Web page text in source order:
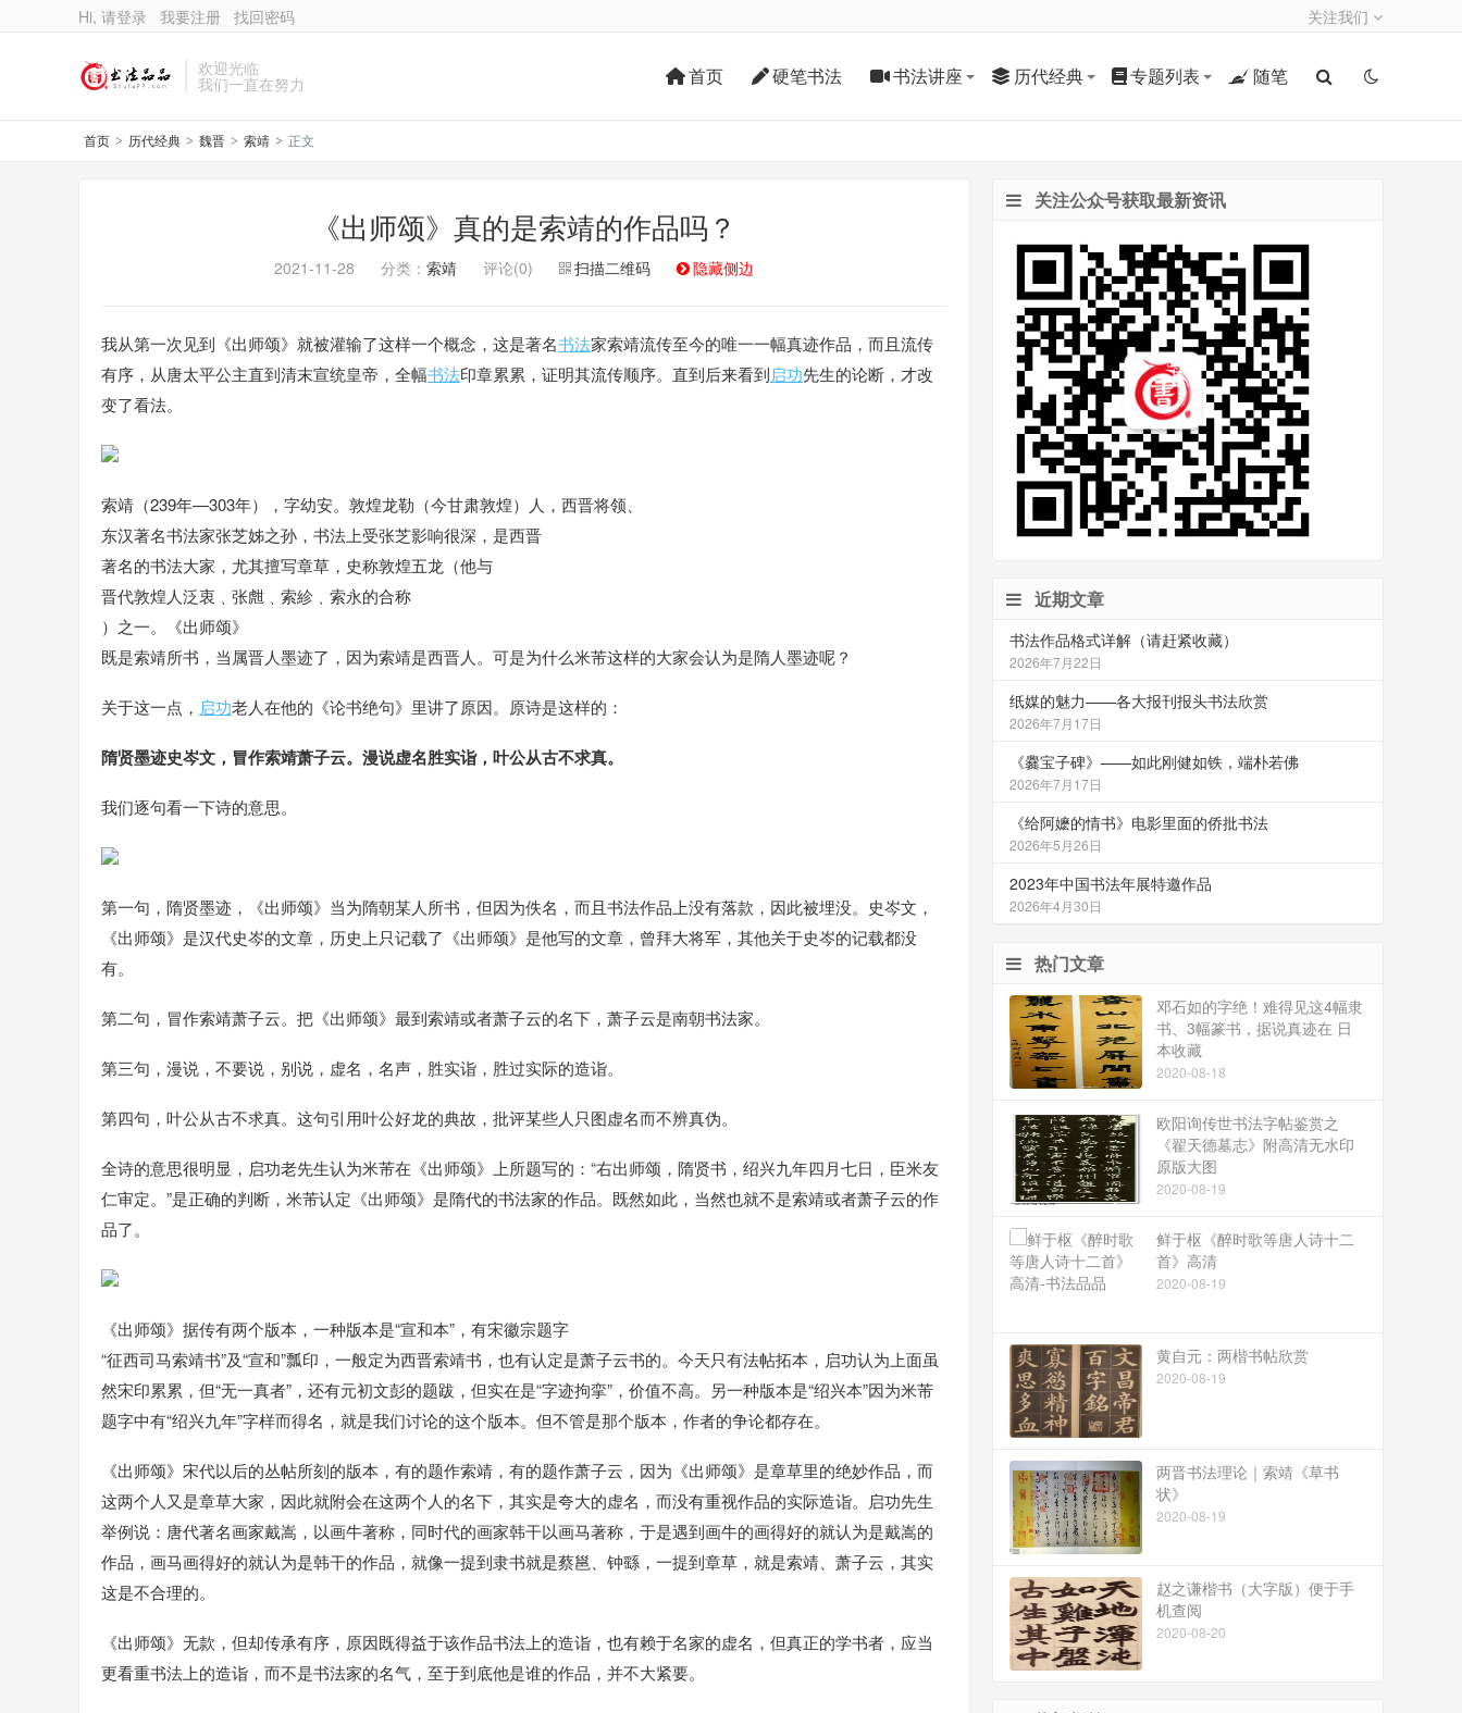
关注我们
Hi, 请登录 我要注册 找回密码
欢迎光临
我们一直在努力 首页 硬笔书法 书法讲座 历代经典 专题列表 随笔
首页 > 历代经典 > 魏晋 > 索靖 > 正文
《出师颂》真的是索靖的作品吗？
2021-11-28 分类： 索靖 评论(0) 扫描二维码 隐藏侧边
我从第一次见到《出师颂》就被灌输了这样一个概念，这是著名书法家索靖流传至今的唯一一幅真迹作品，而且流传
有序，从唐太平公主直到清末宣统皇帝，全幅书法印章累累，证明其流传顺序。直到后来看到启功先生的论断，才改
变了看法。
索靖（239年—303年），字幼安。敦煌龙勒（今甘肃敦煌）人，西晋将领、
东汉著名书法家张芝姊之孙，书法上受张芝影响很深，是西晋
著名的书法大家，尤其擅写章草，史称敦煌五龙（他与
晋代敦煌人泛衷﹑张甝﹑索紾﹑索永的合称
）之一。《出师颂》
既是索靖所书，当属晋人墨迹了，因为索靖是西晋人。可是为什么米芾这样的大家会认为是隋人墨迹呢？
关于这一点， 启功老人在他的《论书绝句》里讲了原因。原诗是这样的：
隋贤墨迹史岑文，冒作索靖萧子云。漫说虚名胜实诣，叶公从古不求真。
我们逐句看一下诗的意思。
第一句，隋贤墨迹，《出师颂》当为隋朝某人所书，但因为佚名，而且书法作品上没有落款，因此被埋没。史岑文，
《出师颂》是汉代史岑的文章，历史上只记载了《出师颂》是他写的文章，曾拜大将军，其他关于史岑的记载都没
有。
第二句，冒作索靖萧子云。把《出师颂》最到索靖或者萧子云的名下，萧子云是南朝书法家。
第三句，漫说，不要说，别说，虚名，名声，胜实诣，胜过实际的造诣。
第四句，叶公从古不求真。这句引用叶公好龙的典故，批评某些人只图虚名而不辨真伪。
全诗的意思很明显，启功老先生认为米芾在《出师颂》上所题写的：“右出师颂，隋贤书，绍兴九年四月七日，臣米友
仁审定。”是正确的判断，米芾认定《出师颂》是隋代的书法家的作品。既然如此，当然也就不是索靖或者萧子云的作
品了。
《出师颂》据传有两个版本，一种版本是“宣和本”，有宋徽宗题字
“征西司马索靖书”及“宣和”瓢印，一般定为西晋索靖书，也有认定是萧子云书的。今天只有法帖拓本，启功认为上面虽
然宋印累累，但“无一真者”，还有元初文彭的题跋，但实在是“字迹拘挛”，价值不高。另一种版本是“绍兴本”因为米芾
题字中有“绍兴九年”字样而得名，就是我们讨论的这个版本。但不管是那个版本，作者的争论都存在。
《出师颂》宋代以后的丛帖所刻的版本，有的题作索靖，有的题作萧子云，因为《出师颂》是章草里的绝妙作品，而
这两个人又是章草大家，因此就附会在这两个人的名下，其实是夸大的虚名，而没有重视作品的实际造诣。启功先生
举例说：唐代著名画家戴嵩，以画牛著称，同时代的画家韩干以画马著称，于是遇到画牛的画得好的就认为是戴嵩的
作品，画马画得好的就认为是韩干的作品，就像一提到隶书就是蔡邕、钟繇，一提到章草，就是索靖、萧子云，其实
这是不合理的。
《出师颂》无款，但却传承有序，原因既得益于该作品书法上的造诣，也有赖于名家的虚名，但真正的学书者，应当
更看重书法上的造诣，而不是书法家的名气，至于到底他是谁的作品，并不大紧要。
关注公众号获取最新资讯
近期文章
书法作品格式详解（请赶紧收藏）
2026年7月22日
纸媒的魅力——各大报刊报头书法欣赏
2026年7月17日
《爨宝子碑》——如此刚健如铁，端朴若佛
2026年7月17日
《给阿嬷的情书》电影里面的侨批书法
2026年5月26日
2023年中国书法年展特邀作品
2026年4月30日
热门文章
邓石如的字绝！难得见这4幅隶
书、3幅篆书，据说真迹在 日
本收藏
2020-08-18
欧阳询传世书法字帖鉴赏之
《翟天德墓志》附高清无水印
原版大图
2020-08-19
鲜于枢《醉时歌等唐人诗十二
首》高清
2020-08-19
黄自元：两楷书帖欣赏
2020-08-19
两晋书法理论｜索靖《草书
状》
2020-08-19
赵之谦楷书（大字版）便于手
机查阅
2020-08-20